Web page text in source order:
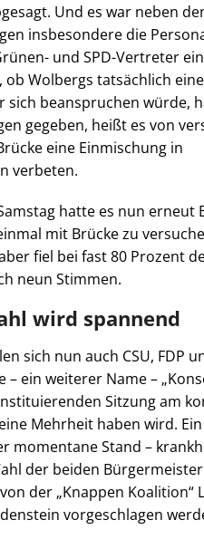
Und es war neben
insbesondere die
und SPD-Vertreter
ob Wolbergs tatsächlich
beanspruchen würde,
gegeben, heißt es von
eine Einmischung in
verbeten.
hatte es nun erneut
mit Brücke zu
fiel bei fast 80 Prozent
neun Stimmen.
wird spannend
sich nun auch CSU, FDP
– ein weiterer Name –
Sitzung am
Mehrheit haben wird.
momentane Stand –
der beiden
der „Knappen Koalition“
vorgeschlagen